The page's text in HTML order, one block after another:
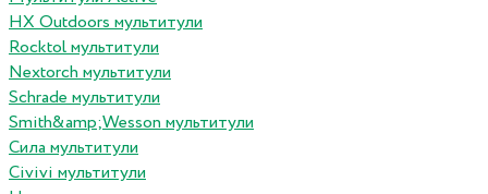
HX Outdoors мультитули
Rocktol мультитули
Nextorch мультитули
Schrade мультитули
Smith&amp;Wesson мультитули
Сила мультитули
Civivi мультитули